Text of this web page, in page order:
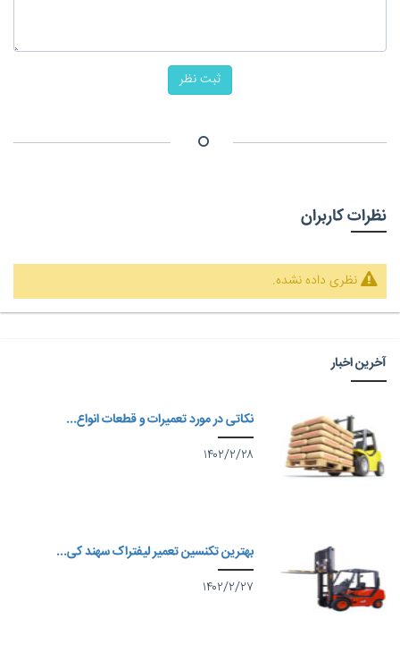
ثبت نظر
نظرات کاربران
نظری داده نشده.
آخرین اخبار
نکاتی در مورد تعمیرات و قطعات انواع...
۱۴۰۲/۲/۲۸
بهترین تکنسین تعمیر لیفتراک سهند کی...
۱۴۰۲/۲/۲۷